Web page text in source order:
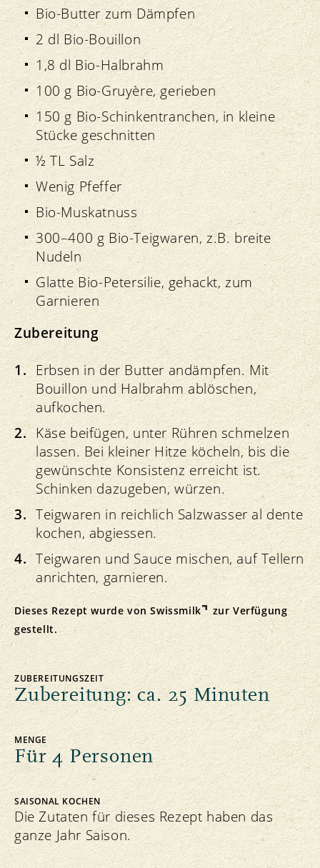
Bio-Butter zum Dämpfen
2 dl Bio-Bouillon
1,8 dl Bio-Halbrahm
100 g Bio-Gruyère, gerieben
150 g Bio-Schinkentranchen, in kleine
Stücke geschnitten
½ TL Salz
Wenig Pfeffer
Bio-Muskatnuss
300–400 g Bio-Teigwaren, z.B. breite
Nudeln
Glatte Bio-Petersilie, gehackt, zum
Garnieren
Zubereitung
Erbsen in der Butter andämpfen. Mit
Bouillon und Halbrahm ablöschen,
aufkochen.
Käse beifügen, unter Rühren schmelzen
lassen. Bei kleiner Hitze köcheln, bis die
gewünschte Konsistenz erreicht ist.
Schinken dazugeben, würzen.
Teigwaren in reichlich Salzwasser al dente
kochen, abgiessen.
Teigwaren und Sauce mischen, auf Tellern
anrichten, garnieren.
Dieses Rezept wurde vonSwissmilk
zur Verfügung
gestellt.
ZUBEREITUNGSZEIT
Zubereitung: ca. 25 Minuten
MENGE
Für 4 Personen
SAISONAL KOCHEN
Die Zutaten für dieses Rezept haben das
ganze Jahr Saison.